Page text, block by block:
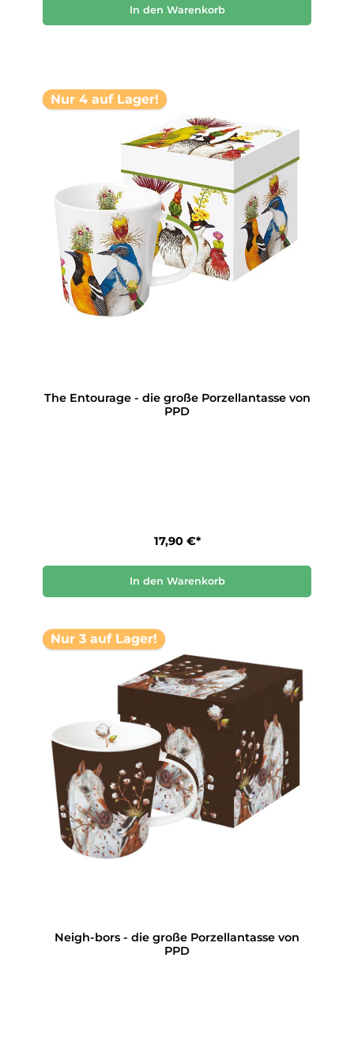
In den Warenkorb
Nur 4 auf Lager!
The Entourage - die große Porzellantasse von
PPD
17,90 €*
In den Warenkorb
Nur 3 auf Lager!
Neigh-bors - die große Porzellantasse von
PPD